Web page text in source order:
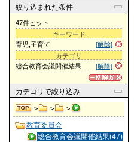
絞り込まれた条件
47件ヒット
キーワード
[解除]
育児,子育て
カテゴリ
[解除]
総合教育会議開催結果
カテゴリ で絞り込み
> > >
教育委員会
総合教育会議開催結果(47)